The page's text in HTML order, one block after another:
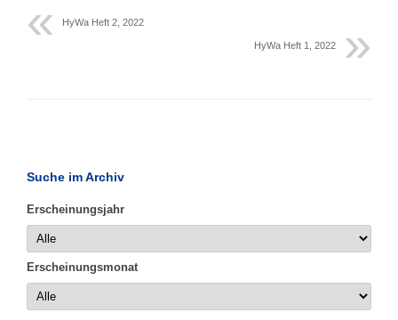
HyWa Heft 2, 2022
HyWa Heft 1, 2022
Suche im Archiv
Erscheinungsjahr
Erscheinungsmonat